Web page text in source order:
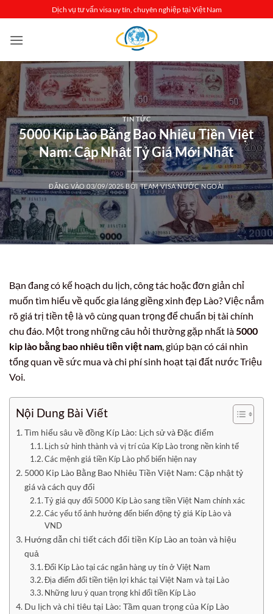
qua
nội
Dịch vụ tư vấn visa uy tín, chuyên nghiệp tại Việt Nam
TIN TỨC
5000 Kip Lào Bằng Bao Nhiêu Tiền Việt
Nam: Cập Nhật Tỷ Giá Mới Nhất
ĐĂNG VÀO03/09/2025 BỞITEAM VISA NƯỚC NGOÀI
Bạn đang có kế hoạch du lịch, công tác hoặc đơn giản chỉ
muốn tìm hiểu về quốc gia láng giềng xinh đẹp Lào? Việc nắm
rõ giá trị tiền tệ là vô cùng quan trọng để chuẩn bị tài chính
chu đáo. Một trong những câu hỏi thường gặp nhất là5000
kip lào bằng bao nhiêu tiền việt nam, giúp bạn có cái nhìn
tổng quan về sức mua và chi phí sinh hoạt tại đất nước Triệu
Voi.
Nội Dung Bài Viết
Tìm hiểu sâu về đồng Kíp Lào: Lịch sử và Đặc điểm
Lịch sử hình thành và vị trí của Kíp Lào trong nền kinh tế
Các mệnh giá tiền Kíp Lào phổ biến hiện nay
5000 Kip Lào Bằng Bao Nhiêu Tiền Việt Nam: Cập nhật tỷ
giá và cách quy đổi
Tỷ giá quy đổi 5000 Kíp Lào sang tiền Việt Nam chính xác
Các yếu tố ảnh hưởng đến biến động tỷ giá Kíp Lào và
VND
Hướng dẫn chi tiết cách đổi tiền Kíp Lào an toàn và hiệu
quả
Đổi Kíp Lào tại các ngân hàng uy tín ở Việt Nam
Địa điểm đổi tiền tiện lợi khác tại Việt Nam và tại Lào
Những lưu ý quan trọng khi đổi tiền Kíp Lào
Du lịch và chi tiêu tại Lào: Tầm quan trọng của Kíp Lào